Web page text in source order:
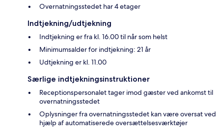
Overnatningsstedet har 4 etager
Indtjekning/udtjekning
Indtjekning er fra kl. 16.00 til når som helst
Minimumsalder for indtjekning: 21 år
Udtjekning er kl. 11.00
Særlige indtjekningsinstruktioner
Receptionspersonalet tager imod gæster ved ankomst til
overnatningsstedet
Oplysninger fra overnatningsstedet kan være oversat ved
hjælp af automatiserede oversættelsesværktøjer